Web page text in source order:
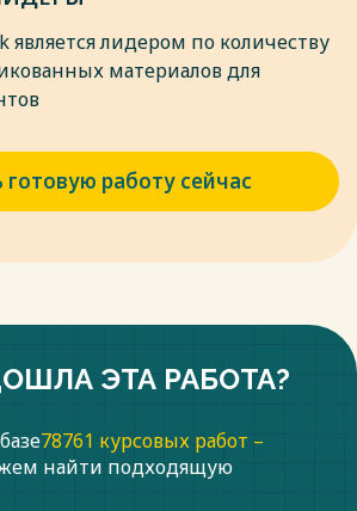
является лидером по количеству
материалов для
готовую работу сейчас
ЭТА РАБОТА?
78761 курсовых работ –
найти подходящую